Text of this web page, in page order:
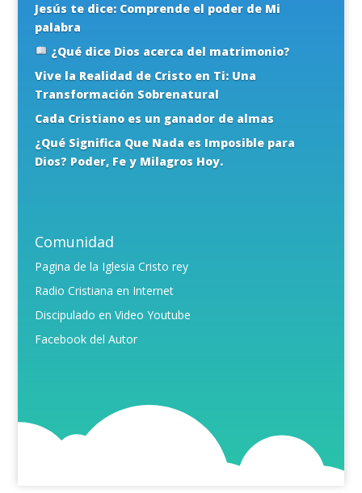
Jesús te dice: Comprende el poder de Mi
palabra
¿Qué dice Dios acerca del matrimonio?
Vive la Realidad de Cristo en Ti: Una
Transformación Sobrenatural
Cada Cristiano es un ganador de almas
¿Qué Significa Que Nada es Imposible para
Dios? Poder, Fe y Milagros Hoy.
Comunidad
Pagina de la Iglesia Cristo rey
Radio Cristiana en Internet
Discipulado en Video Youtube
Facebook del Autor